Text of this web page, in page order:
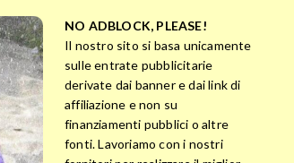
NO ADBLOCK, PLEASE!
Il nostro sito si basa unicamente
sulle entrate pubblicitarie
derivate dai banner e dai link di
affiliazione e non su
finanziamenti pubblici o altre
fonti. Lavoriamo con i nostri